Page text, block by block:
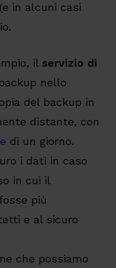
in alcuni casi
il servizio di
nello
del backup in
distante, con
di un giorno.
i dati in caso
in cui il
più
e al sicuro
che possiamo